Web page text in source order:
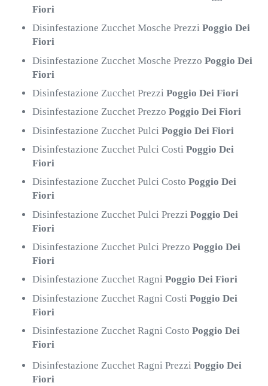
Fiori
Disinfestazione Zucchet Mosche PrezziPoggio Dei
Fiori
Disinfestazione Zucchet Mosche PrezzoPoggio Dei
Fiori
Disinfestazione Zucchet PrezziPoggio Dei Fiori
Disinfestazione Zucchet PrezzoPoggio Dei Fiori
Disinfestazione Zucchet PulciPoggio Dei Fiori
Disinfestazione Zucchet Pulci CostiPoggio Dei
Fiori
Disinfestazione Zucchet Pulci CostoPoggio Dei
Fiori
Disinfestazione Zucchet Pulci PrezziPoggio Dei
Fiori
Disinfestazione Zucchet Pulci PrezzoPoggio Dei
Fiori
Disinfestazione Zucchet RagniPoggio Dei Fiori
Disinfestazione Zucchet Ragni CostiPoggio Dei
Fiori
Disinfestazione Zucchet Ragni CostoPoggio Dei
Fiori
Disinfestazione Zucchet Ragni PrezziPoggio Dei
Fiori